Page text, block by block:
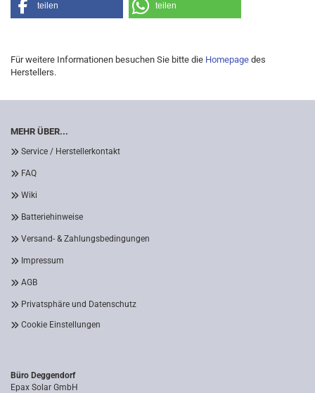
teilen teilen
Für weitere Informationen besuchen Sie bitte die Homepage des
Herstellers.
MEHR ÜBER...
Service / Herstellerkontakt
FAQ
Wiki
Batteriehinweise
Versand- & Zahlungsbedingungen
Impressum
AGB
Privatsphäre und Datenschutz
Cookie Einstellungen
Büro Deggendorf
Epax Solar GmbH